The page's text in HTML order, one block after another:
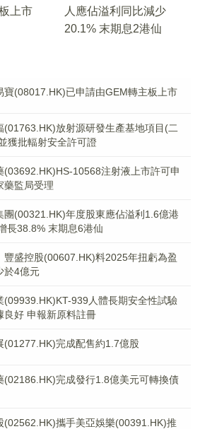
上市
人應佔溢利同比減少
20.1% 末期息2港仙
寶(08017.HK)已申請由GEM轉主板上市
(01763.HK)放射源研發生產基地項目(二
獲批輻射安全許可證
(03692.HK)HS-10568注射液上市許可申
藥監局受理
團(00321.HK)年度股東應佔溢利1.6億港
長38.8% 末期息6港仙
豐盛控股(00607.HK)料2025年扭虧為盈
於4億元
(09939.HK)KT-939人體長期安全性試驗
良好 申報新原料註冊
(01277.HK)完成配售約1.7億股
(02186.HK)完成發行1.8億美元可轉換債
(02562.HK)攜手美亞娛樂(00391.HK)推